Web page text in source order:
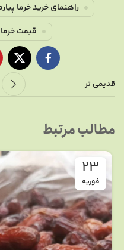
راهنمای خرید خرما
قیمت
قدیمی تر
مطالب مرتبط
23
فوریه